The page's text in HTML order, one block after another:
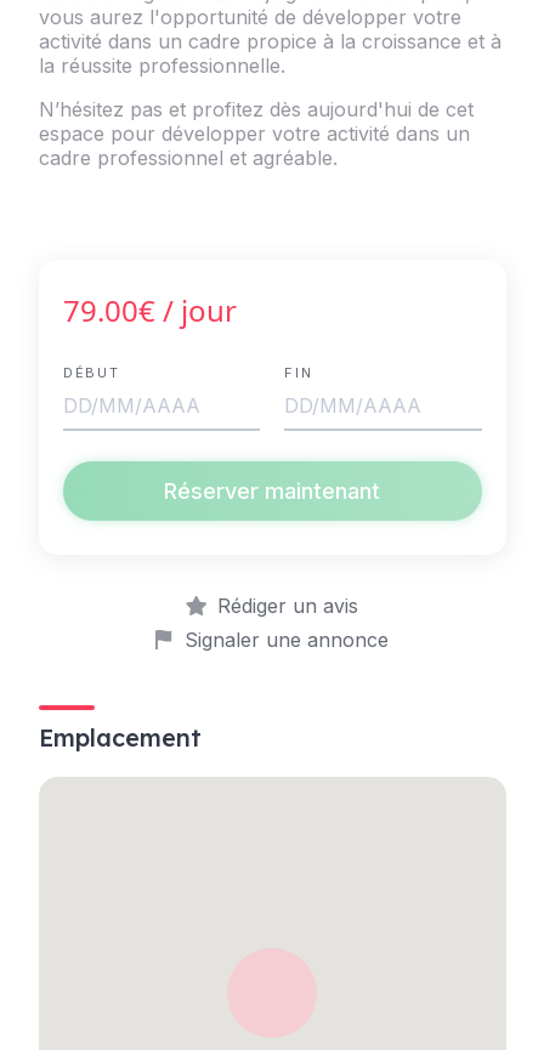
vous aurez l'opportunité de développer votre
activité dans un cadre propice à la croissance et à
la réussite professionnelle.
N’hésitez pas et profitez dès aujourd'hui de cet
espace pour développer votre activité dans un
cadre professionnel et agréable.
79.00€/ jour
DÉBUT FIN
Réserver maintenant
Rédiger un avis
Signaler une annonce
Emplacement